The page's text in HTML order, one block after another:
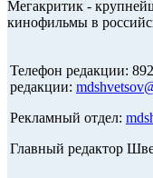
Мегакритик -
кинофильмы в
Телефон редакции:
редакции:
Рекламный отдел:
Главный редактор